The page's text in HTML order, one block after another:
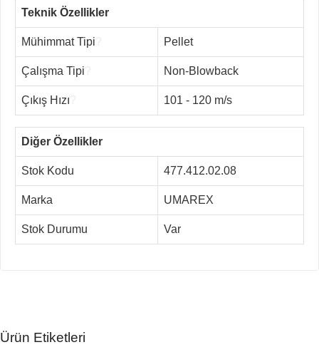
Teknik Özellikler
Mühimmat Tipi Pellet
Çalışma Tipi Non-Blowback
Çıkış Hızı 101 - 120 m/s
Diğer Özellikler
Stok Kodu 477.412.02.08
Marka UMAREX
Stok Durumu Var
Ürün Etiketleri